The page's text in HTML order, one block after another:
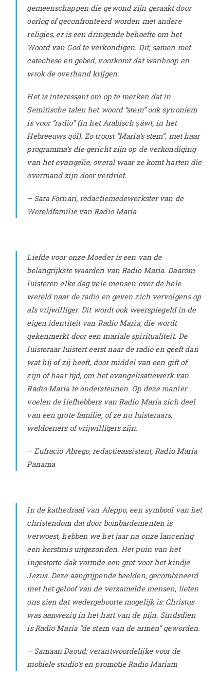
gemeenschappen die gewond zijn geraakt door
oorlog of geconfronteerd worden met andere
religies, er is een dringende behoefte om het
Woord van God te verkondigen. Dit, samen met
catechese en gebed, voorkomt dat wanhoop en
wrok de overhand krijgen.
Het is interessant om op te merken dat in
Semitische talen het woord “stem” ook synoniem
is voor “radio” (in het Arabisch ṣáwt, in het
Hebreeuws qól). Zo troost “Maria’s stem”, met haar
programma’s die gericht zijn op de verkondiging
van het evangelie, overal waar ze komt harten die
overmand zijn door verdriet.
– Sara Fornari, redactiemedewerkster van de
Wereldfamilie van Radio Maria
Liefde voor onze Moeder is een van de
belangrijkste waarden van Radio Maria. Daarom
luisteren elke dag vele mensen over de hele
wereld naar de radio en geven zich vervolgens op
als vrijwilliger. Dit wordt ook weerspiegeld in de
eigen identiteit van Radio Maria, die wordt
gekenmerkt door een mariale spiritualiteit. De
luisteraar luistert eerst naar de radio en geeft dan
wat hij of zij heeft, door middel van een gift of
zijn of haar tijd, om het evangelisatiewerk van
Radio Maria te ondersteunen. Op deze manier
voelen de liefhebbers van Radio Maria zich deel
van een grote familie, of ze nu luisteraars,
weldoeners of vrijwilligers zijn.
– Eufracio Abrego, redactieassistent, Radio Maria
Panama
In de kathedraal van Aleppo, een symbool van het
christendom dat door bombardementen is
verwoest, hebben we het jaar na onze lancering
een kerstmis uitgezonden. Het puin van het
ingestorte dak vormde een grot voor het kindje
Jezus. Deze aangrijpende beelden, gecombineerd
met het geloof van de verzamelde mensen, lieten
ons zien dat wedergeboorte mogelijk is: Christus
was aanwezig in het hart van de pijn. Sindsdien
is Radio Maria “de stem van de armen” geworden.
– Samaan Daoud; verantwoordelijke voor de
mobiele studio’s en promotie Radio Mariam